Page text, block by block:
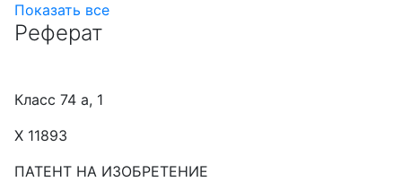
Показать все
Реферат
Класс 74 а, 1
Х 11893
ПАТЕНТ НА ИЗОБРЕТЕНИЕ